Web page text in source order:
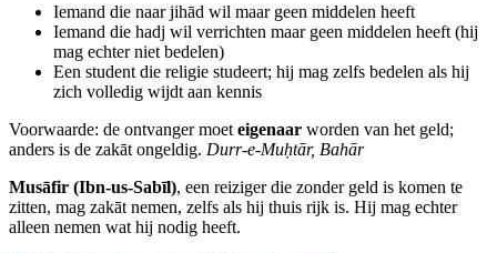
Iemand die naar jihād wil maar geen middelen heeft
Iemand die hadj wil verrichten maar geen middelen heeft (hij
mag echter niet bedelen)
Een student die religie studeert; hij mag zelfs bedelen als hij
zich volledig wijdt aan kennis
Voorwaarde: de ontvanger moet eigenaar worden van het geld;
anders is de zakāt ongeldig. Durr‑e‑Muḥtār, Bahār
Musāfir (Ibn‑us‑Sabīl), een reiziger die zonder geld is komen te
zitten, mag zakāt nemen, zelfs als hij thuis rijk is. Hij mag echter
alleen nemen wat hij nodig heeft.